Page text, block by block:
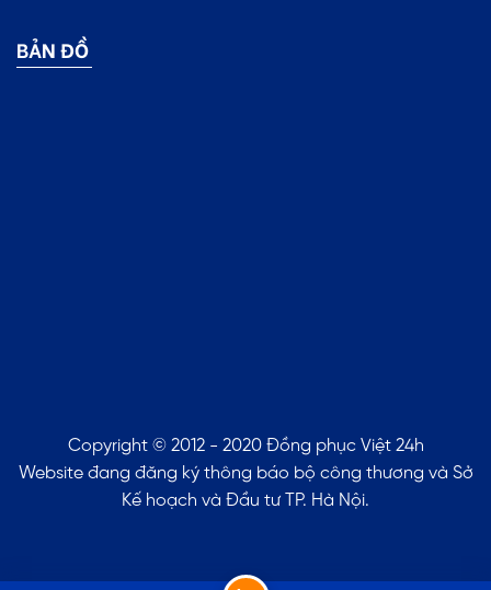
BẢN ĐỒ
Copyright © 2012 - 2020 Đồng phục Việt 24h
Website đang đăng ký thông báo bộ công thương và Sở
Kế hoạch và Đầu tư TP. Hà Nội.